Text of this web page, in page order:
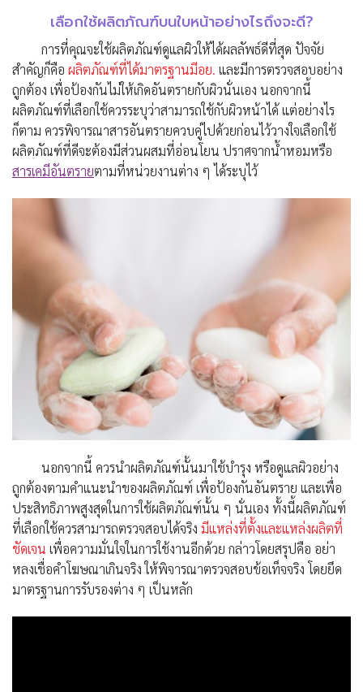
เลือกใช้ผลิตภัณฑ์บนใบหน้าอย่างไรถึงจะดี?
การที่คุณจะใช้ผลิตภัณฑ์ดูแลผิวให้ได้ผลลัพธ์ดีที่สุด ปัจจัย
สำคัญก็คือ ผลิตภัณฑ์ที่ได้มาตรฐานมีอย. และมีการตรวจสอบอย่าง
ถูกต้อง เพื่อป้องกันไม่ให้เกิดอันตรายกับผิวนั่นเอง นอกจากนี้
ผลิตภัณฑ์ที่เลือกใช้ควรระบุว่าสามารถใช้กับผิวหน้าได้ แต่อย่างไร
ก็ตาม ควรพิจารณาสารอันตรายควบคู่ไปด้วยก่อนไว้วางใจเลือกใช้
ผลิตภัณฑ์ที่ดีจะต้องมีส่วนผสมที่อ่อนโยน ปราศจากน้ำหอมหรือ
สารเคมีอันตรายตามที่หน่วยงานต่าง ๆ ได้ระบุไว้
นอกจากนี้ ควรนำผลิตภัณฑ์นั้นมาใช้บำรุง หรือดูแลผิวอย่าง
ถูกต้องตามคำแนะนำของผลิตภัณฑ์ เพื่อป้องกันอันตราย และเพื่อ
ประสิทธิภาพสูงสุดในการใช้ผลิตภัณฑ์นั้น ๆ นั่นเอง ทั้งนี้ผลิตภัณฑ์
ที่เลือกใช้ควรสามารถตรวจสอบได้จริง มีแหล่งที่ตั้งและแหล่งผลิตที่
ชัดเจน เพื่อความมั่นใจในการใช้งานอีกด้วย กล่าวโดยสรุปคือ อย่า
หลงเชื่อคำโฆษณาเกินจริง ให้พิจารณาตรวจสอบข้อเท็จจริง โดยยึด
มาตรฐานการรับรองต่าง ๆ เป็นหลัก